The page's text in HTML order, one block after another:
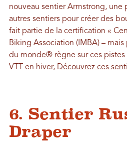
nouveau sentier Armstrong,
autres sentiers pour créer des
fait partie de la certification «
Biking Association (IMBA) –
du monde® règne sur ces
VTT en hiver, Découvrez ces
6. Sentier
Draper